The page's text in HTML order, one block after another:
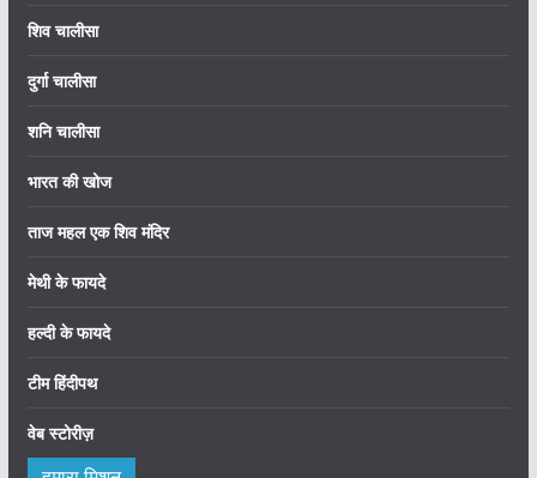
शिव चालीसा
दुर्गा चालीसा
शनि चालीसा
भारत की खोज
ताज महल एक शिव मंदिर
मेथी के फायदे
हल्दी के फायदे
टीम हिंदीपथ
वेब स्टोरीज़